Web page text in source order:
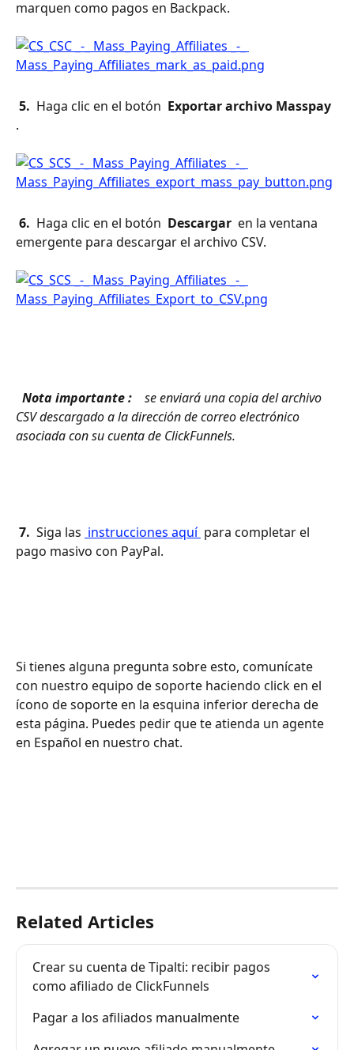
marquen como pagos en Backpack.
5. Haga clic en el botón Exportar archivo Masspay
.
6. Haga clic en el botón Descargar en la ventana
emergente para descargar el archivo CSV.
Nota importante :
se enviará una copia del archivo
CSV descargado a la dirección de correo electrónico
asociada con su cuenta de ClickFunnels.
7. Siga las instrucciones aquí para completar el
pago masivo con PayPal.
Si tienes alguna pregunta sobre esto, comunícate
con nuestro equipo de soporte haciendo click en el
ícono de soporte en la esquina inferior derecha de
esta página. Puedes pedir que te atienda un agente
en Español en nuestro chat.
Related Articles
Crear su cuenta de Tipalti: recibir pagos
como afiliado de ClickFunnels
Pagar a los afiliados manualmente